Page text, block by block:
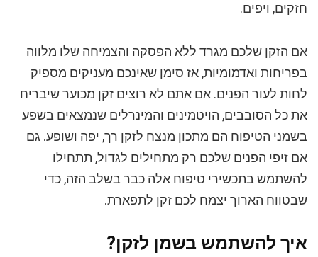
חזקים, ויפים.
אם הזקן שלכם מגרד ללא הפסקה והצמיחה שלו מלווה
בפריחות ואדמומיות, אז סימן שאינכם מעניקים מספיק
לחות לעור הפנים. אם אתם לא רוצים זקן מכוער שיבריח
את כל הסובבים, הויטמינים והמינרלים שנמצאים בשפע
בשמני הטיפוח הם מתכון מנצח לזקן רך, יפה ושופע. גם
אם זיפי הפנים שלכם רק מתחילים לגדול, תתחילו
להשתמש בתכשירי טיפוח אלה כבר בשלב הזה, כדי
שבטווח הארוך יצמח לכם זקן לתפארת.
איך להשתמש בשמן לזקן?